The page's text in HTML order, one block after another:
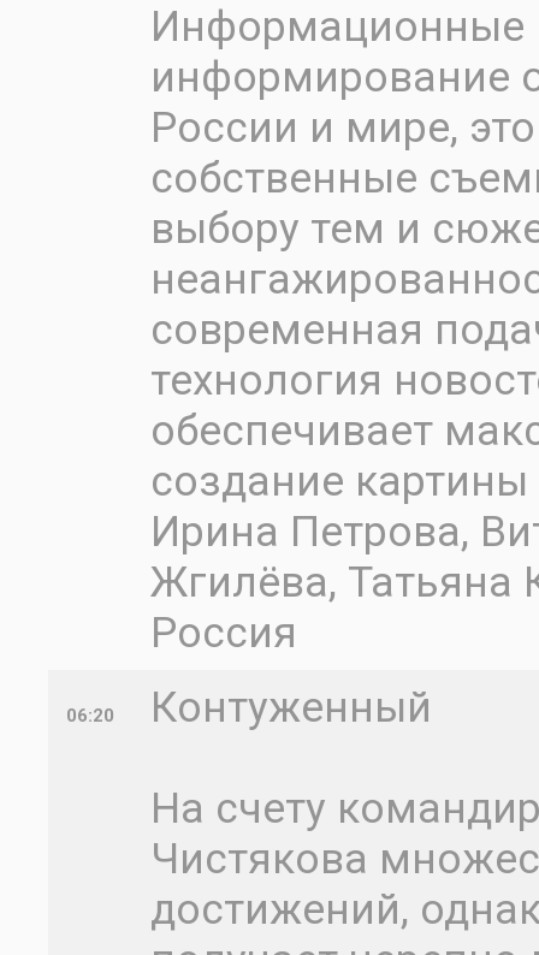
Информационные
информирование
России и мире,
собственные
выбору тем и
современная
технология
обеспечивает
создание
Ирина Петрова,
Жгилёва, Татьяна
Россия
06:20
Контуженный
На счету
Чистякова
достижений,